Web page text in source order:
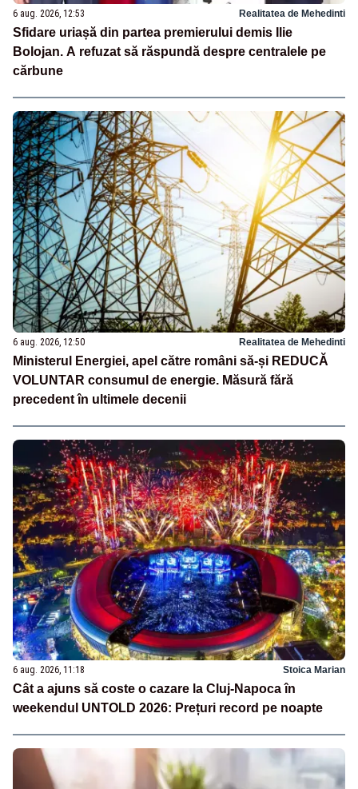
6 aug. 2026, 12:53 Realitatea de Mehedinti
Sfidare uriașă din partea premierului demis Ilie
Bolojan. A refuzat să răspundă despre centralele pe
cărbune
6 aug. 2026, 12:50 Realitatea de Mehedinti
Ministerul Energiei, apel către români să-și REDUCĂ
VOLUNTAR consumul de energie. Măsură fără
precedent în ultimele decenii
6 aug. 2026, 11:18 Stoica Marian
Cât a ajuns să coste o cazare la Cluj-Napoca în
weekendul UNTOLD 2026: Prețuri record pe noapte